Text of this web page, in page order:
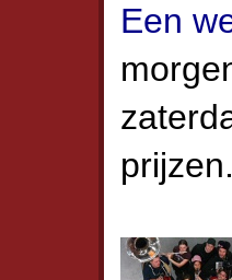
Een
prijzen.